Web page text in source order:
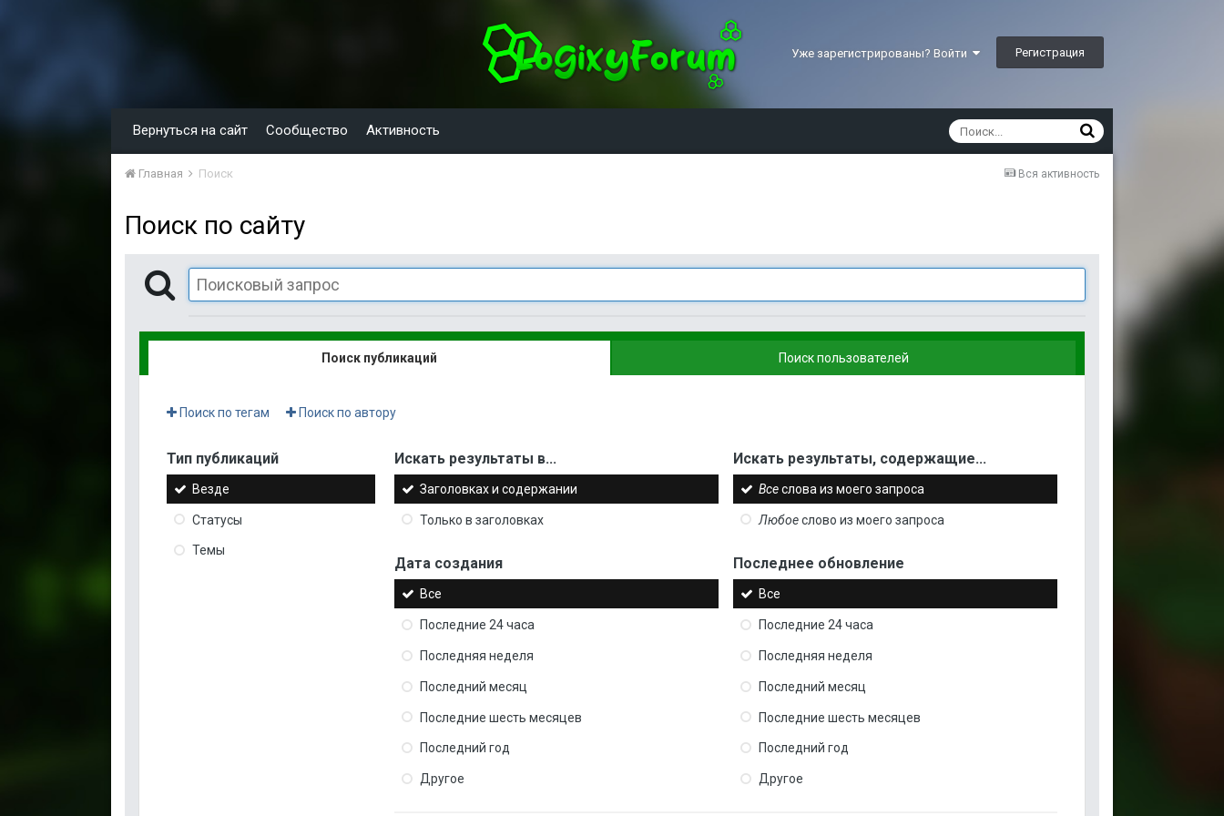
Уже зарегистрированы? Войти Регистрация
Вернуться на сайт Сообщество Активность
Вся активность
Главная Поиск
Поиск по сайту
Поиск публикаций Поиск пользователей
Поиск по тегам Поиск по автору
Тип публикаций
Везде
Статусы
Темы
Искать результаты в...
Заголовках и содержании
Только в заголовках
Искать результаты, содержащие...
Всеслова из моего запроса
Любоеслово из моего запроса
Дата создания
Все
Последние 24 часа
Последняя неделя
Последний месяц
Последние шесть месяцев
Последний год
Другое
Последнее обновление
Все
Последние 24 часа
Последняя неделя
Последний месяц
Последние шесть месяцев
Последний год
Другое